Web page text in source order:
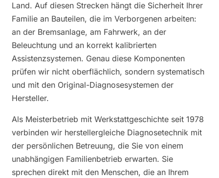
Land. Auf diesen Strecken hängt die Sicherheit Ihrer
Familie an Bauteilen, die im Verborgenen arbeiten:
an der Bremsanlage, am Fahrwerk, an der
Beleuchtung und an korrekt kalibrierten
Assistenzsystemen. Genau diese Komponenten
prüfen wir nicht oberflächlich, sondern systematisch
und mit den Original-Diagnosesystemen der
Hersteller.
Als Meisterbetrieb mit Werkstattgeschichte seit 1978
verbinden wir herstellergleiche Diagnosetechnik mit
der persönlichen Betreuung, die Sie von einem
unabhängigen Familienbetrieb erwarten. Sie
sprechen direkt mit den Menschen, die an Ihrem